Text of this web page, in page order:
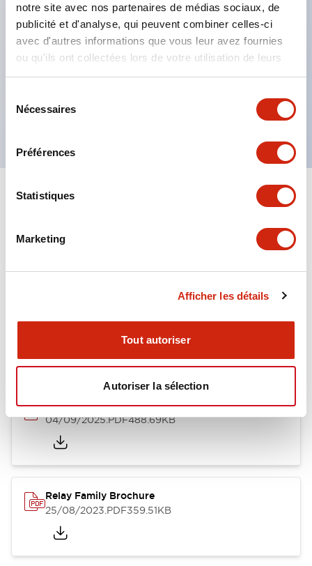
notre site avec nos partenaires de médias sociaux, de
publicité et d'analyse, qui peuvent combiner celles-ci
avec d'autres informations que vous leur avez fournies
ou qu'ils ont collectées lors de votre utilisation de leurs
services.
Nécessaires
Préférences
Statistiques
Marketing
Afficher les détails
Tout autoriser
Autoriser la sélection
Plaque de marquage encastrée (jaune). Quatre
autres couleurs disponibles en option.
Capacité maximale des contacts : type RU2 10A,
type RU4 6A, type RU42 3A.
Certifications UL, CSA, c-UL, conforme aux normes
EN.
RU Catalog
04/09/2025.PDF488.69KB
Relay Family Brochure
25/08/2023.PDF359.51KB